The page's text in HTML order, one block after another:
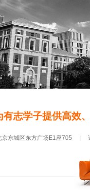
志学子提供高效
东城区东方广场E1座705 |